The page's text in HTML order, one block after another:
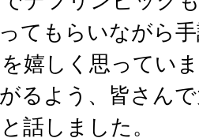
てもらいながら
嬉しく思ってい
るよう、皆さん
話しました。